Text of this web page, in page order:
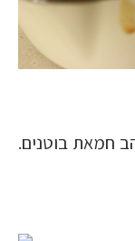
חמאת בוטנים.